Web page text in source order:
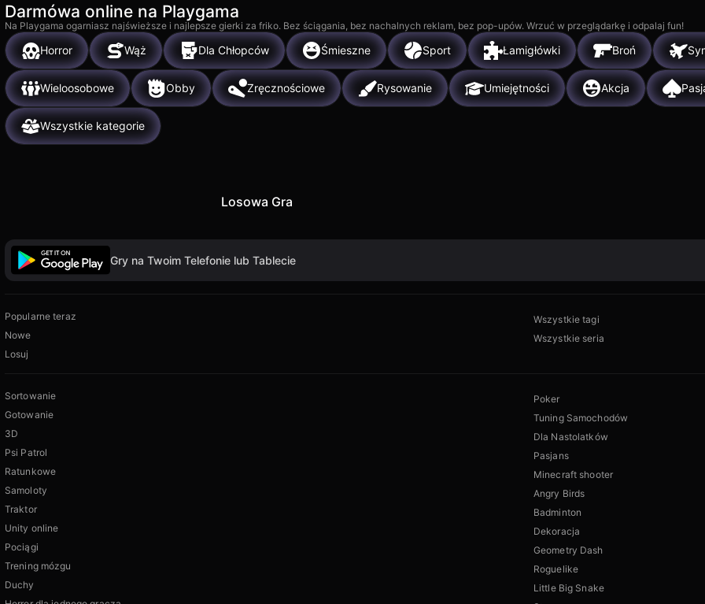
Darmówa online na Playgama
Na Playgama ogarniasz najświeższe i najlepsze gierki za friko. Bez ściągania, bez nachalnych reklam, bez pop-upów. Wrzuć w przeglądarkę i odpalaj fun!
Horror Wąż Dla Chłopców Śmieszne Sport Łamigłówki Broń
Wieloosobowe Obby Zręcznościowe Rysowanie Umiejętności Akcja
Wszystkie kategorie
Losowa Gra
Gry na Twoim Telefonie lub Tablecie
Popularne teraz
Nowe
Losuj
Wszystkie tagi
Wszystkie seria
Sortowanie
Gotowanie
3D
Psi Patrol
Ratunkowe
Samoloty
Traktor
Unity online
Pociągi
Trening mózgu
Duchy
Poker
Tuning Samochodów
Dla Nastolatków
Pasjans
Minecraft shooter
Angry Birds
Badminton
Dekoracja
Geometry Dash
Roguelike
Little Big Snake